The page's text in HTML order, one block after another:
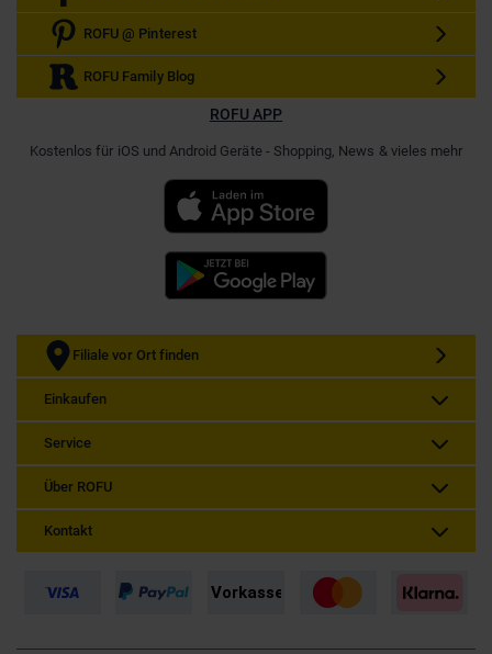
ROFU @ Pinterest
ROFU Family Blog
ROFU APP
Kostenlos für iOS und Android Geräte - Shopping, News & vieles mehr
Filiale vor Ort finden
Einkaufen
Service
Über ROFU
Kontakt